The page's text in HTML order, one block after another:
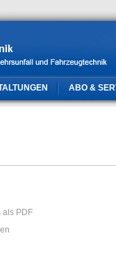
ABO &
als PDF